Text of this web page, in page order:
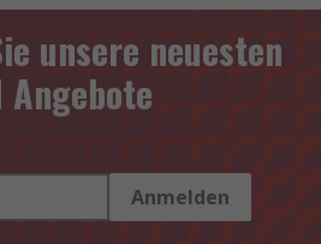
unsere neuesten
Anmelden